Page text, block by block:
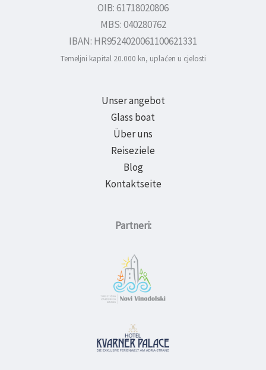
OIB: 61718020806
MBS: 040280762
IBAN: HR9524020061100621331
Temeljni kapital 20.000 kn, uplaćen u cjelosti
Unser angebot
Glass boat
Über uns
Reiseziele
Blog
Kontaktseite
Partneri: